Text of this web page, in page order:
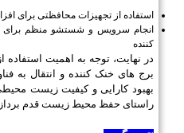
استفاده از تجهیزات محافظتی برای
انجام سرویس و شستشو منظم
کننده
در نهایت، توجه به اهمیت استفاده
برج های خنک کننده و انتقال به
بهبود کارایی و کیفیت زیست
راستای حفظ محیط زیست قدم